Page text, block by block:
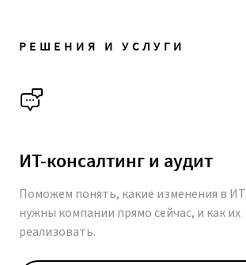
РЕШЕНИЯ И УСЛУГИ
ИТ-консалтинг и аудит
Поможем понять, какие изменения в ИТ
нужны компании прямо сейчас, и как их
реализовать.